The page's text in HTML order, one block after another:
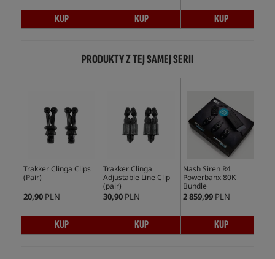
KUP KUP KUP
PRODUKTY Z TEJ SAMEJ SERII
Trakker Clinga Clips
(Pair)
20,90 PLN
KUP
Trakker Clinga
Adjustable Line Clip
(pair)
30,90 PLN
KUP
Nash Siren R4
Powerbanx 80K
Bundle
2 859,99 PLN
KUP